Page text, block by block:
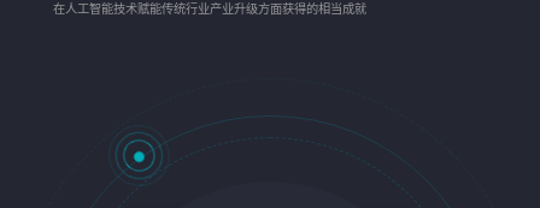
在人工智能技术赋能传统行业产业升级方面获得的相当成就